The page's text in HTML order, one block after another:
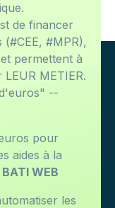
de financer
#MPR),
permettent à
METIER.
--
pour
aides à la
BATI WEB
les